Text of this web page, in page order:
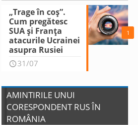
1
„Trage în coș”.
Cum pregătesc
SUA și Franța
atacurile Ucrainei
asupra Rusiei
31/07
AMINTIRILE UNUI
CORESPONDENT RUS ÎN
ROMÂNIA